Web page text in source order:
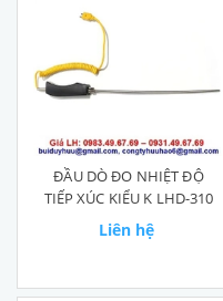
ĐẦU DÒ ĐO NHIỆT ĐỘ
TIẾP XÚC KIỂU K LHD-310
Liên hệ